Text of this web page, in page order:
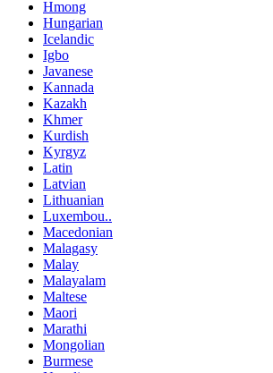
Hmong
Hungarian
Icelandic
Igbo
Javanese
Kannada
Kazakh
Khmer
Kurdish
Kyrgyz
Latin
Latvian
Lithuanian
Luxembou..
Macedonian
Malagasy
Malay
Malayalam
Maltese
Maori
Marathi
Mongolian
Burmese